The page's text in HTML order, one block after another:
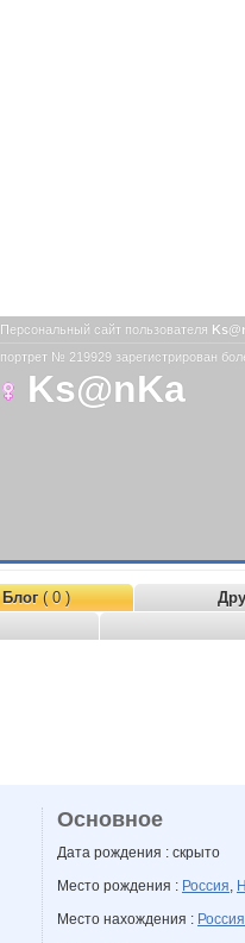
Персональный сайт пользователя
портрет № 219929 зарегистрирован
Ks@nKa
Блог( 0 )
Основное
Дата рождения : скрыто
Место рождения : Россия,
Место нахождения : Россия